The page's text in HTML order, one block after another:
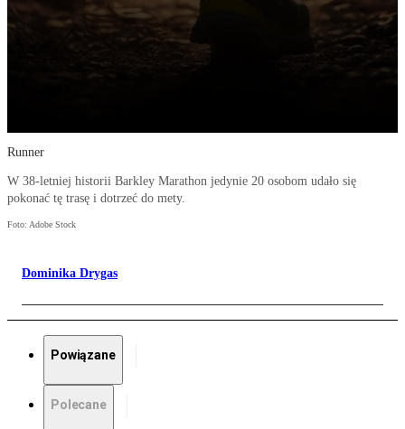
Runner
W 38-letniej historii Barkley Marathon jedynie 20 osobom udało się
pokonać tę trasę i dotrzeć do mety.
Foto: Adobe Stock
Dominika Drygas
Powiązane
Polecane